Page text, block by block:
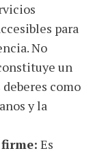
para
No
un
como
y la
Es